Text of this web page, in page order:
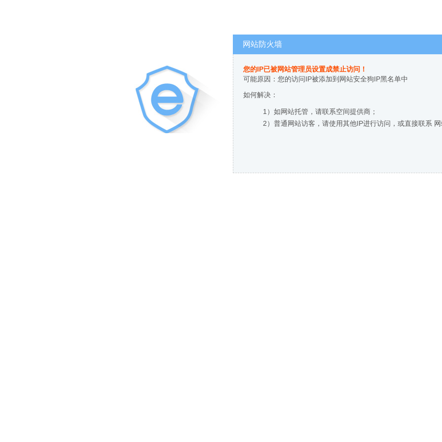
网站防火墙
您的IP已被网站管理员设置成禁止访问！
可能原因：您的访问IP被添加到网站安全狗IP黑名单中
如何解决：
1）如网站托管，请联系空间提供商；
2）普通网站访客，请使用其他IP进行访问，或直接联系 网